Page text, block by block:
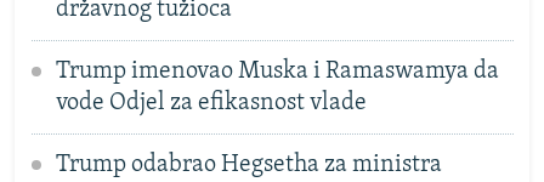
državnog tužioca
Trump imenovao Muska i Ramaswamya da
vode Odjel za efikasnost vlade
Trump odabrao Hegsetha za ministra